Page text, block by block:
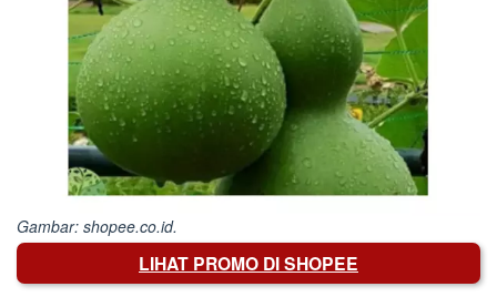
Gambar: shopee.co.id.
LIHAT PROMO DI SHOPEE